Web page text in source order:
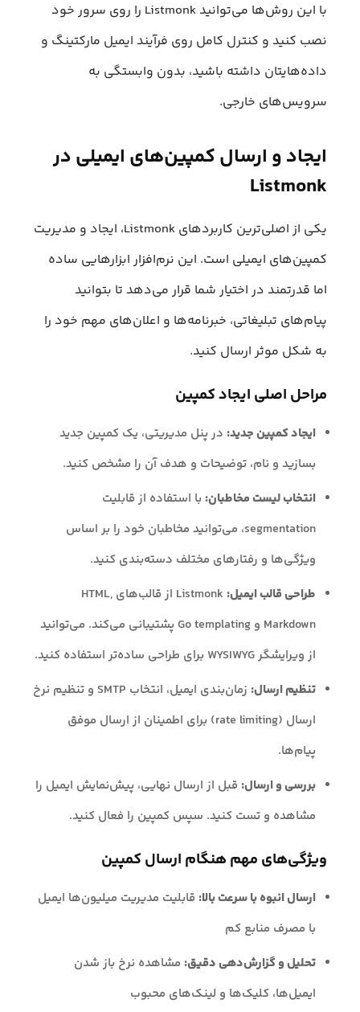
با این روش‌ها می‌توانید Listmonk را روی سرور خود
نصب کنید و کنترل کامل روی فرآیند ایمیل مارکتینگ و
داده‌هایتان داشته باشید، بدون وابستگی به
سرویس‌های خارجی.
ایجاد و ارسال کمپین‌های ایمیلی در
Listmonk
یکی از اصلی‌ترین کاربردهای Listmonk، ایجاد و مدیریت
کمپین‌های ایمیلی است. این نرم‌افزار ابزارهایی ساده
اما قدرتمند در اختیار شما قرار می‌دهد تا بتوانید
پیام‌های تبلیغاتی، خبرنامه‌ها و اعلان‌های مهم خود را
به شکل موثر ارسال کنید.
مراحل اصلی ایجاد کمپین
ایجاد کمپین جدید: در پنل مدیریتی، یک کمپین جدید
بسازید و نام، توضیحات و هدف آن را مشخص کنید.
انتخاب لیست مخاطبان: با استفاده از قابلیت
segmentation، می‌توانید مخاطبان خود را بر اساس
ویژگی‌ها و رفتارهای مختلف دسته‌بندی کنید.
طراحی قالب ایمیل:
Listmonk از قالب‌های HTML,
Markdown و Go templating پشتیبانی می‌کند. می‌توانید
از ویرایشگر WYSIWYG برای طراحی ساده‌تر استفاده کنید.
تنظیم ارسال:
زمان‌بندی ایمیل، انتخاب SMTP و تنظیم نرخ
ارسال (rate limiting) برای اطمینان از ارسال موفق
پیام‌ها.
بررسی و ارسال: قبل از ارسال نهایی، پیش‌نمایش ایمیل را
مشاهده و تست کنید. سپس کمپین را فعال کنید.
ویژگی‌های مهم هنگام ارسال کمپین
ارسال انبوه با سرعت بالا: قابلیت مدیریت میلیون‌ها ایمیل
با مصرف منابع کم
تحلیل و گزارش‌دهی دقیق: مشاهده نرخ باز شدن
ایمیل‌ها، کلیک‌ها و لینک‌های محبوب